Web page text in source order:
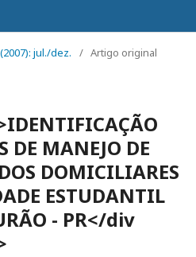
jul./dez. / Artigo original
DE MANEJO DE
DOMICILIARES
ESTUDANTIL
- PR</div